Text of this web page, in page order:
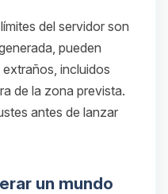
del servidor son
pueden
incluidos
de la zona prevista.
antes de lanzar
un mundo